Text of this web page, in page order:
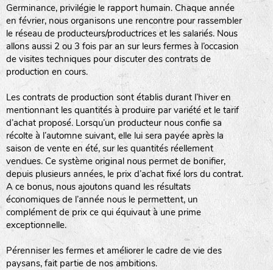
Germinance, privilégie le rapport humain. Chaque année
en février, nous organisons une rencontre pour rassembler
le réseau de producteurs/productrices et les salariés. Nous
allons aussi 2 ou 3 fois par an sur leurs fermes à l’occasion
de visites techniques pour discuter des contrats de
production en cours.
Les contrats de production sont établis durant l’hiver en
mentionnant les quantités à produire par variété et le tarif
d’achat proposé. Lorsqu’un producteur nous confie sa
récolte à l’automne suivant, elle lui sera payée après la
saison de vente en été, sur les quantités réellement
vendues. Ce système original nous permet de bonifier,
depuis plusieurs années, le prix d’achat fixé lors du contrat.
A ce bonus, nous ajoutons quand les résultats
économiques de l’année nous le permettent, un
complément de prix ce qui équivaut à une prime
exceptionnelle.
Pérenniser les fermes et améliorer le cadre de vie des
paysans, fait partie de nos ambitions.
LA RÉFÉRENCE :FBEL20BPA1A (en haut à gauche)
F : Fleurs.
Les autres catégories étant :
E: Engrais vert
: Légumes
A: Aromatiques
animaux domestiques
animaux sauvages
biodiversité cultivée